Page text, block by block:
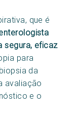
que é
segura, eficaz
para
da
avaliação
e o